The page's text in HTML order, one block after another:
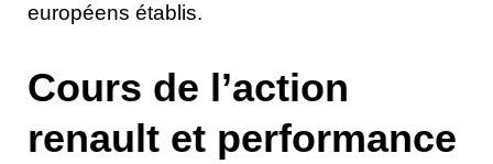
européens établis.
Cours de l’action
renault et performance